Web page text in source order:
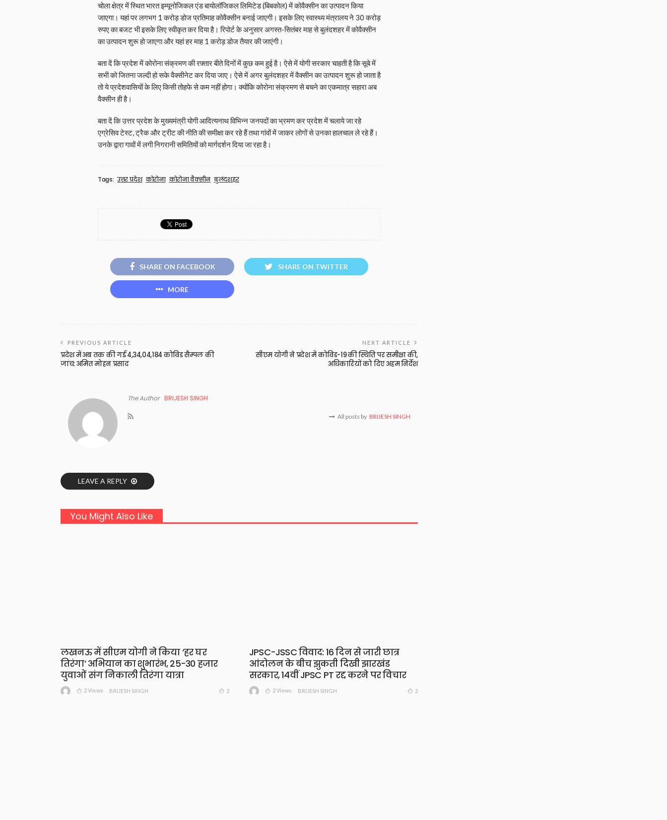
चोला क्षेत्र में स्थित भारत इम्यूनोजिकल एंड बायोलॉजिकल लिमिटेड (बिबकोल) में कोवैक्‍सीन का उत्‍पादन किया
जाएगा। यहां पर लगभग 1 करोड़ डोज प्रतिमाह कोवैक्सीन बनाई जाएगी। इसके लिए स्वास्थ्य मंत्रालय ने 30 करोड़
रुपए का बजट भी इसके लिए स्वीकृत कर दिया है। रिपोर्ट के अनुसार अगस्त-सितंबर माह से बुलंदशहर में कोवैक्‍सीन
का उत्पादन शुरू हो जाएगा और यहां हर माह 1 करोड़ डोज तैयार की जाएंगी।
बता दें कि प्रदेश में कोरोना संक्रमण की रफ़्तार बीते दिनों में कुछ कम हुई है। ऐसे में योगी सरकार चाहती है कि सूबे में
सभी को जितना जल्दी हो सके वैक्सीनेट कर दिया जाए। ऐसे में अगर बुलंदशहर में वैक्सीन का उत्पादन शुरू हो जाता है
तो ये प्रदेशवासियों के लिए किसी तोहफे से कम नहीं होगा। क्योंकि कोरोना संक्रमण से बचने का एकमात्र सहारा अब
वैक्सीन ही है।
बता दें कि उत्तर प्रदेश के मुख्यमंत्री योगी आदित्यनाथ विभिन्न जनपदों का भ्रमण कर प्रदेश में चलाये जा रहे
एग्रेसिव टेस्ट, ट्रैक और ट्रीट की नीति की समीक्षा कर रहे हैं तथा गांवों में जाकर लोगों से उनका हालचाल ले रहे हैं।
उनके द्वारा गावों में लगी निगरानी समितियों को मार्गदर्शन दिया जा रहा है।
Tags: उत्तर प्रदेश कोरोना कोरोना वैक्सीन बुलंदशहर
SHARE ON FACEBOOK SHARE ON TWITTER
MORE
PREVIOUS ARTICLE
प्रदेश में अब तक की गई 4,34,04,184 कोविड सैम्पल की
जांच: अमित मोहन प्रसाद
NEXT ARTICLE
सीएम योगी ने प्रदेश में कोविड-19 की स्थिति पर समीक्षा की,
अधिकारियों को दिए अहम निर्देश
The Author BRIJESH SINGH
All posts by BRIJESH SINGH
LEAVE A REPLY
You Might Also Like
लखनऊ में सीएम योगी ने किया ‘हर घर
तिरंगा’ अभियान का शुभारंभ, 25-30 हजार
युवाओं संग निकाली तिरंगा यात्रा
2 Views BRIJESH SINGH 2
JPSC-JSSC विवाद: 16 दिन से जारी छात्र
आंदोलन के बीच झुकती दिखी झारखंड
सरकार, 14वीं JPSC PT रद्द करने पर विचार
2 Views BRIJESH SINGH 2